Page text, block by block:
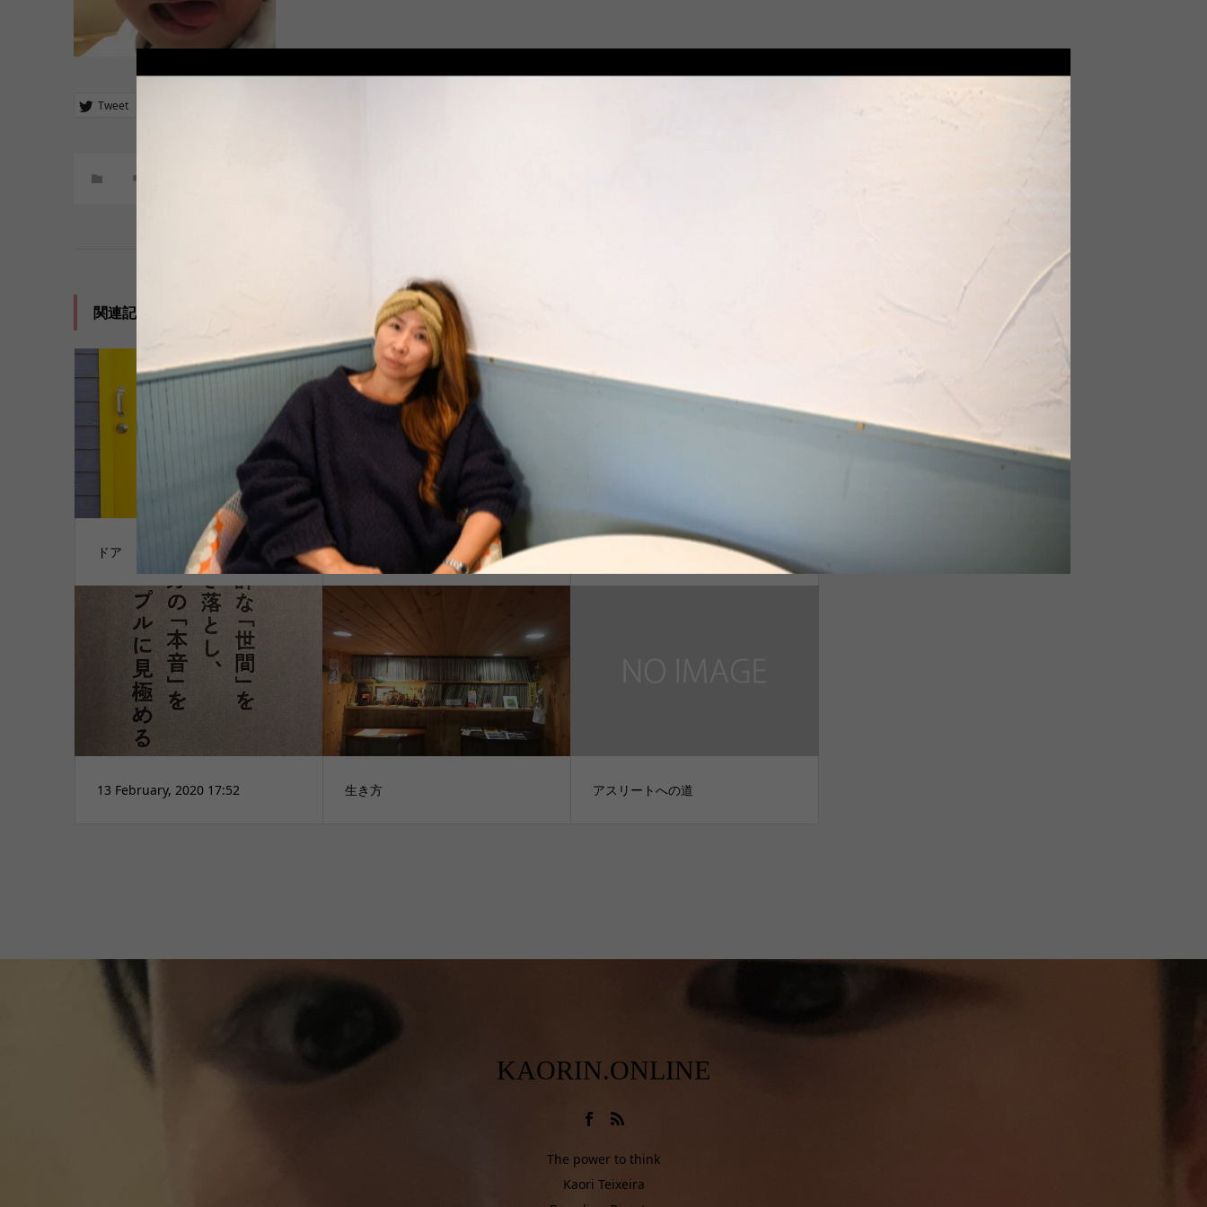
Tweet
関連記事一覧
ドア
13 February, 2020 17:52 生き方 アスリートへの道
KAORIN.ONLINE
The power to think
Kaori Teixeira